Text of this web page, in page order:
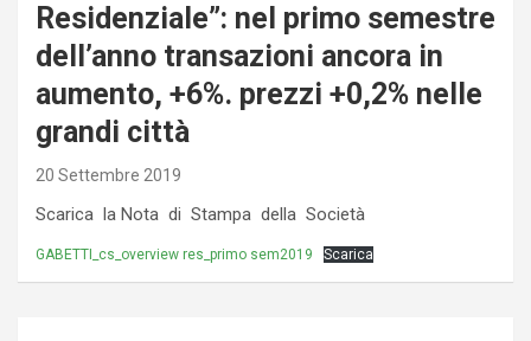
Residenziale”: nel primo semestre
dell’anno transazioni ancora in
aumento, +6%. prezzi +0,2% nelle
grandi città
20 Settembre 2019
Scarica la Nota di Stampa della Società
GABETTI_cs_overview res_primo sem2019 Scarica